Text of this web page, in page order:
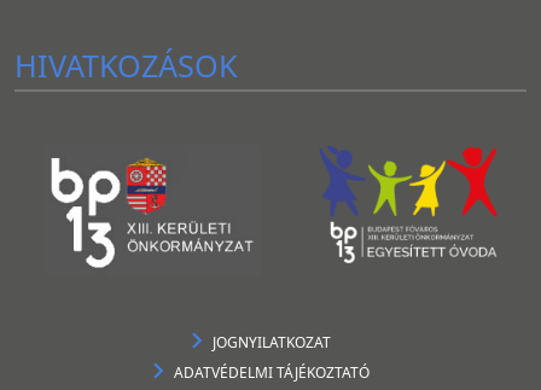
HIVATKOZÁSOK
JOGNYILATKOZAT
ADATVÉDELMI TÁJÉKOZTATÓ